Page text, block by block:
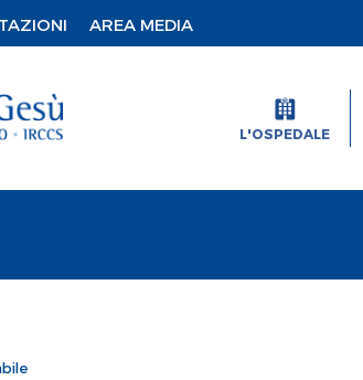
AREA MEDIA
L'OSPEDALE